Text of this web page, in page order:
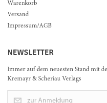
Warenkorb
Versand
Impressum/AGB
NEWSLETTER
Immer auf dem neuesten Stand mit
Kremayr & Scheriau Verlags
zur Anmeldung